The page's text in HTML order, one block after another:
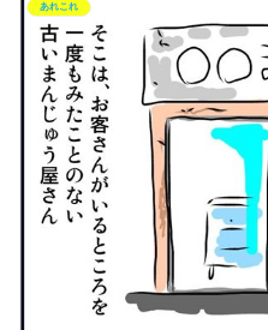
あれこれ